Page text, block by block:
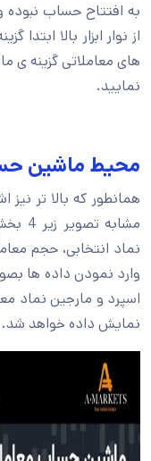
به افتتاح حساب
از نوار ابزار بالا
های معاملاتی گزینه ی
نمایید.
محیط ماشین
همانطور که بالا تر نیز
نماد انتخابی، حجم
وارد نمودن داده ها
اسپرد و مارجین نماد
نمایش داده خواهد شد.